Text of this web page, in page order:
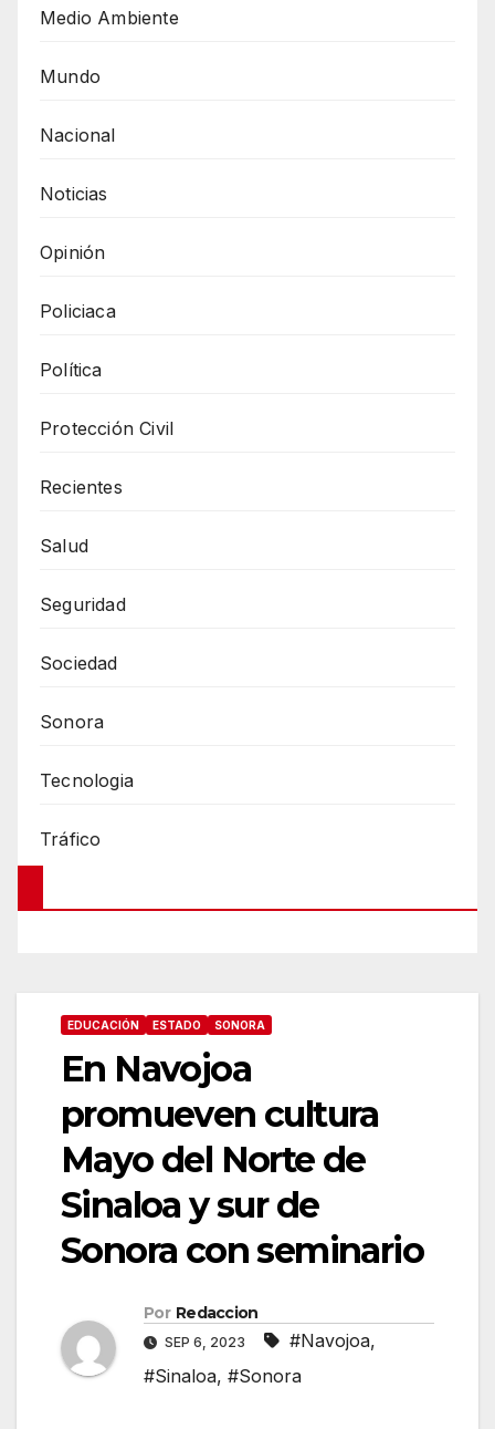
Medio Ambiente
Mundo
Nacional
Noticias
Opinión
Policiaca
Política
Protección Civil
Recientes
Salud
Seguridad
Sociedad
Sonora
Tecnologia
Tráfico
EDUCACIÓN ESTADO SONORA
En Navojoa
promueven cultura
Mayo del Norte de
Sinaloa y sur de
Sonora con seminario
Por Redaccion
SEP 6, 2023 #Navojoa,
#Sinaloa, #Sonora